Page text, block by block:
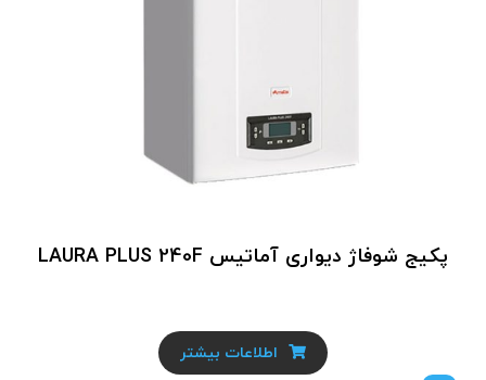
پکیج شوفاژ دیواری آماتیس LAURA PLUS 240F
اطلاعات بیشتر